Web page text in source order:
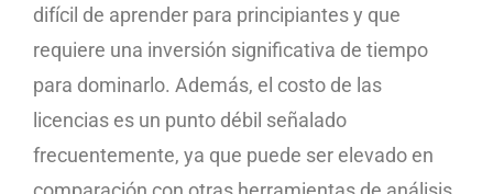
difícil de aprender para principiantes y que
requiere una inversión significativa de tiempo
para dominarlo. Además, el costo de las
licencias es un punto débil señalado
frecuentemente, ya que puede ser elevado en